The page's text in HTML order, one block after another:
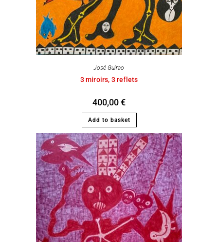
José Guirao
3 miroirs, 3 reflets
400,00€
Add to basket